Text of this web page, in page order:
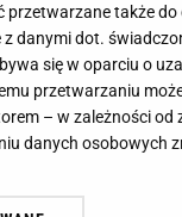
przetwarzane także
danymi dot.
się w oparciu o
przetwarzaniu
– w zależności
danych osobowych